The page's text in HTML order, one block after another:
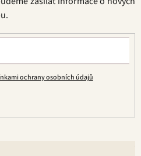
ochrany osobních údajů